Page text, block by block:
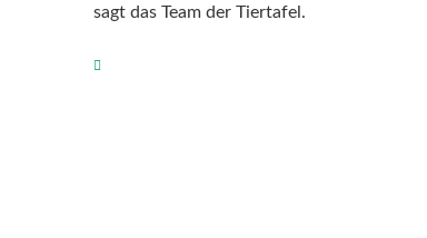
sagt das Team der Tiertafel.